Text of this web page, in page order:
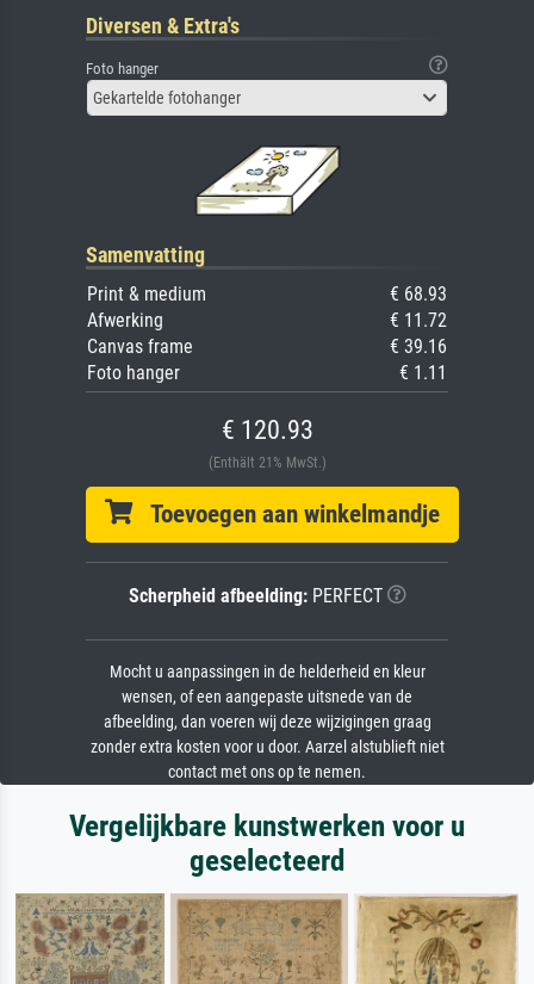
Diversen & Extra's
Foto hanger
Gekartelde fotohanger
Samenvatting
Print & medium
€ 68.93
Afwerking
€ 11.72
Canvas frame
€ 39.16
Foto hanger
€ 1.11
€ 120.93
(Enthält 21% MwSt.)
Toevoegen aan winkelmandje
Scherpheid afbeelding:PERFECT
Mocht u aanpassingen in de helderheid en kleur
wensen, of een aangepaste uitsnede van de
afbeelding, dan voeren wij deze wijzigingen graag
zonder extra kosten voor u door. Aarzel alstublieft niet
contact met ons op te nemen.
Vergelijkbare kunstwerken voor u
geselecteerd